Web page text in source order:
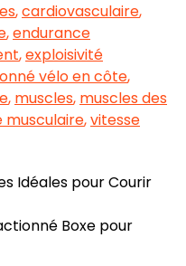
,cardiovasculaire,
,endurance
,exploisivité
vélo en côte,
, muscles, muscles des
musculaire,vitesse
Idéales pour Courir
Boxe pour